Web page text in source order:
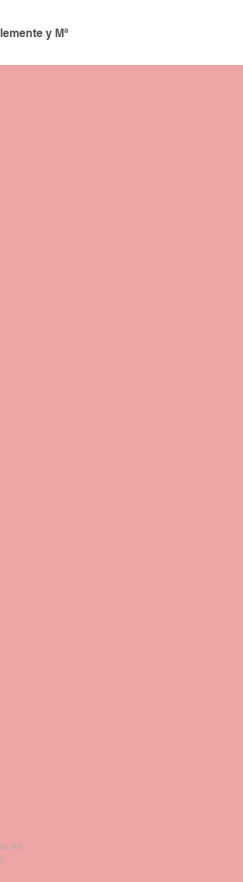
y Mª
44.